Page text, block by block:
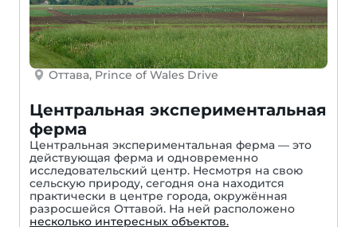
Оттава, Prince of Wales Drive
Центральная экспериментальная
ферма
Центральная экспериментальная ферма — это
действующая ферма и одновременно
исследовательский центр. Несмотря на свою
сельскую природу, сегодня она находится
практически в центре города, окружённая
разросшейся Оттавой. На ней расположено
несколько интересных объектов.